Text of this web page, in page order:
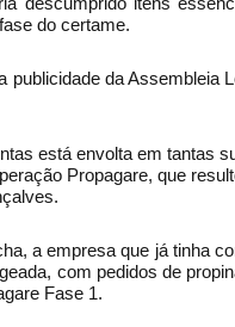
do certame.
da Assembleia
está envolta em tantas
Propagare, que
a empresa que já tinha
com pedidos de
Fase 1.